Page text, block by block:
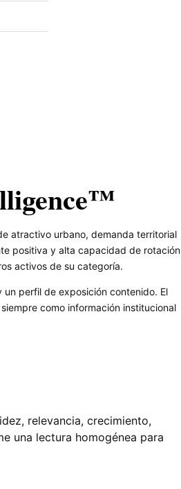
atractivo urbano, demanda territorial
positiva y alta capacidad de rotación
activos de su categoría.
perfil de exposición contenido. El
como información institucional
relevancia, crecimiento,
una lectura homogénea para